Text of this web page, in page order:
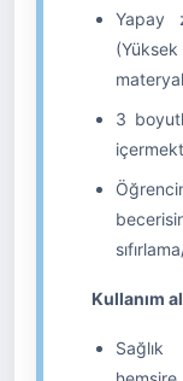
Yapay
3
Kullanım